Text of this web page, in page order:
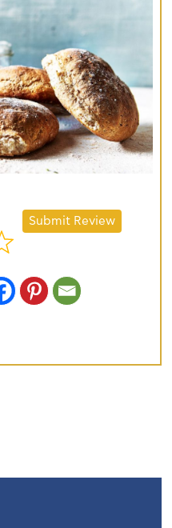
Submit Review